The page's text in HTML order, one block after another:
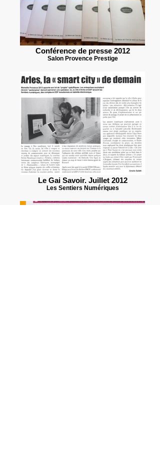
Conférence de presse 2012
Salon Provence Prestige
Le Gai Savoir. Juillet 2012
Les Sentiers Numériques